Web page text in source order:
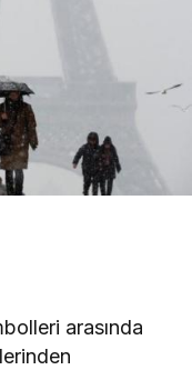
arasında